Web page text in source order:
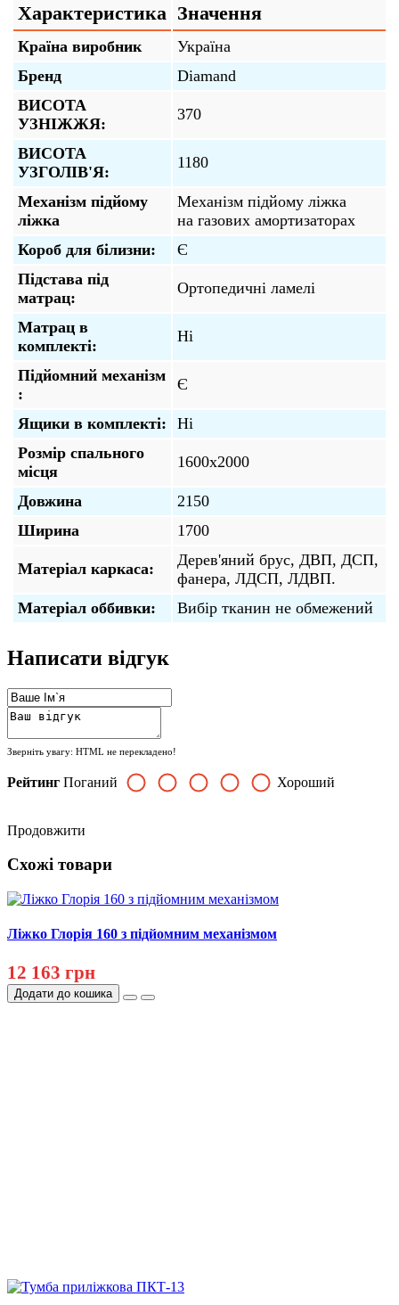
Характеристика Значення
Країна виробник
Україна
Бренд
Diamand
ВИСОТА
УЗНІЖЖЯ:
370
ВИСОТА
УЗГОЛIВ'Я:
1180
Механізм підйому
ліжка
Механізм підйому ліжка
на газових амортизаторах
Короб для білизни:
Є
Підстава під
матрац:
Ортопедичні ламелі
Матрац в
комплекті:
Ні
Підйомний механізм
:
Є
Ящики в комплекті:
Ні
Розмір спального
місця
1600х2000
Довжина
2150
Ширина
1700
Матеріал каркаса:
Дерев'яний брус, ДВП, ДСП,
фанера, ЛДСП, ЛДВП.
Матеріал оббивки:
Вибір тканин не обмежений
Написати відгук
Зверніть увагу: HTML не перекладено!
Рейтинг Поганий Хороший
Продовжити
Схожі товари
Ліжко Глорія 160 з підйомним механізмом
12 163 грн
Додати до кошика